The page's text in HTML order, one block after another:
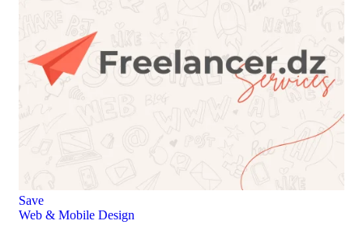
Save
Web & Mobile Design